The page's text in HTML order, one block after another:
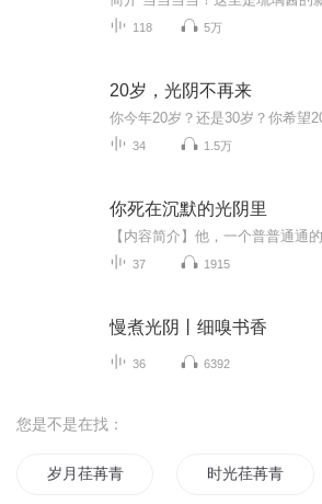
118 5万
20岁，光阴不再来
34 1.5万
你死在沉默的光阴里
37 1915
慢煮光阴丨细嗅书香
36 6392
您是不是在找：
岁月荏苒青黛依旧 时光荏苒青春亦悔